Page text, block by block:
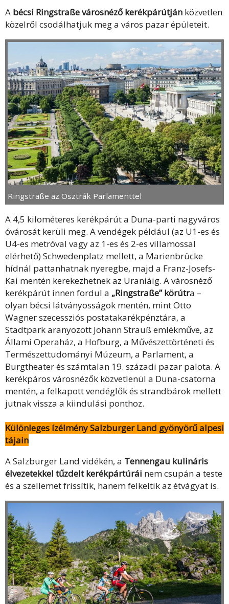
A bécsi Ringstraße városnéző kerékpárútján közvetlen
közelről csodálhatjuk meg a város pazar épületeit.
Ringstraße az Osztrák Parlamenttel
A 4,5 kilométeres kerékpárút a Duna-parti nagyváros
óvárosát kerüli meg. A vendégek például (az U1-es és
U4-es metróval vagy az 1-es és 2-es villamossal
elérhető) Schwedenplatz mellett, a Marienbrücke
hídnál pattanhatnak nyeregbe, majd a Franz-Josefs-
Kai mentén kerekezhetnek az Uraniáig. A városnéző
kerékpárút innen fordul a „Ringstraße” körútra –
olyan bécsi látványosságok mentén, mint Otto
Wagner szecessziós postatakarékpénztára, a
Stadtpark aranyozott Johann Strauß emlékműve, az
Állami Operaház, a Hofburg, a Művészettörténeti és
Természettudományi Múzeum, a Parlament, a
Burgtheater és számtalan 19. századi pazar palota. A
kerékpáros városnézők közvetlenül a Duna-csatorna
mentén, a felkapott vendéglők és strandbárok mellett
jutnak vissza a kiindulási ponthoz.
Különleges ízélmény Salzburger Land gyönyörű alpesi
tájain
A Salzburger Land vidékén, a Tennengau kulináris
élvezetekkel tűzdelt kerékpártúrái nem csupán a teste
és a szellemet frissítik, hanem felkeltik az étvágyat is.